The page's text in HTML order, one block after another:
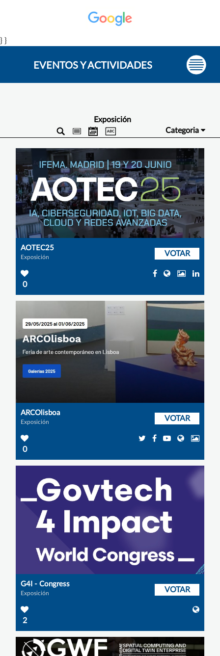
} }
EVENTOS Y ACTIVIDADES
Exposición
Categoria
AOTEC25
Exposición VOTAR
0
ARCOlisboa
Exposición VOTAR
0
G4I - Congress
Exposición VOTAR
2